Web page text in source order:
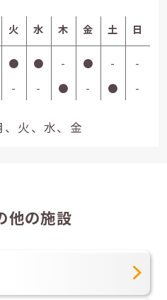
火 水 木 金 土 日
● ● - ● -
-
- - ● - ● -
火、水、金
他の施設